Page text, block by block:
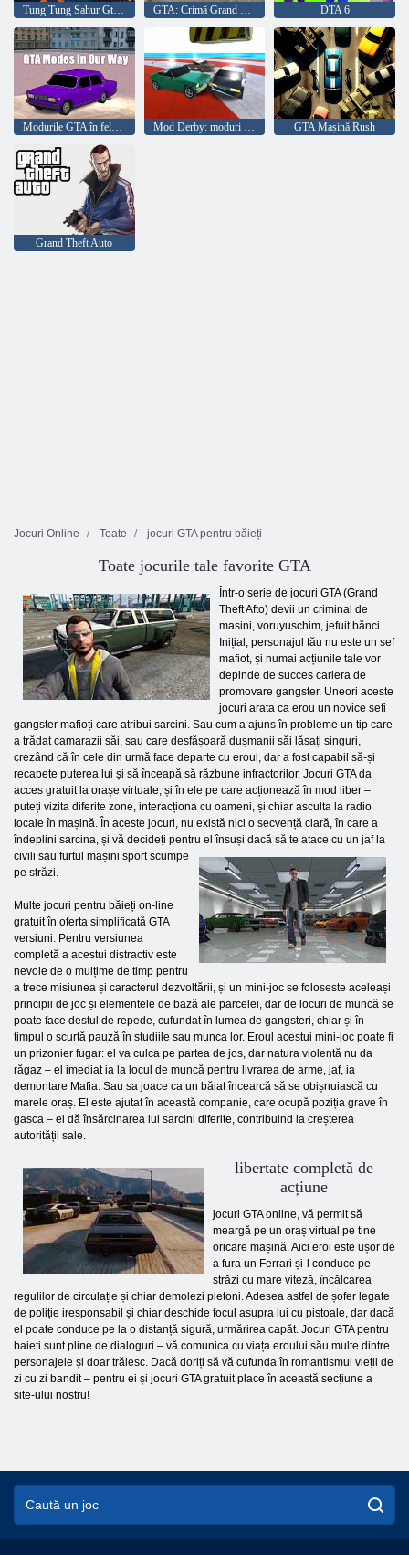
Tung Tung Sahur Gta Miami GTA: Crimă Grand Vegas DTA 6
Modurile GTA în felul nostru Mod Derby: moduri GTA GTA Mașină Rush
Grand Theft Auto
Jocuri Online Toate jocuri GTA pentru băieți
Toate jocurile tale favorite GTA
Într-o serie de jocuri GTA (Grand
Theft Afto) devii un criminal de
masini, voruyuschim, jefuit bănci.
Inițial, personajul tău nu este un sef
mafiot, și numai acțiunile tale vor
depinde de succes cariera de
promovare gangster. Uneori aceste
jocuri arata ca erou un novice sefi
gangster mafioți care atribui sarcini. Sau cum a ajuns în probleme un tip care
a trădat camarazii săi, sau care desfășoară dușmanii săi lăsați singuri,
crezând că în cele din urmă face departe cu eroul, dar a fost capabil să-și
recapete puterea lui și să înceapă să răzbune infractorilor. Jocuri GTA da
acces gratuit la orașe virtuale, și în ele pe care acționează în mod liber –
puteți vizita diferite zone, interacționa cu oameni, și chiar asculta la radio
locale în mașină. În aceste jocuri, nu există nici o secvență clară, în care a
îndeplini sarcina, și vă decideți pentru el însuși dacă să te atace cu un jaf la
civili sau furtul mașini sport scumpe
pe străzi.
Multe jocuri pentru băieți on-line
gratuit în oferta simplificată GTA
versiuni. Pentru versiunea
completă a acestui distractiv este
nevoie de o mulțime de timp pentru
a trece misiunea și caracterul dezvoltării, și un mini-joc se foloseste aceleași
principii de joc și elementele de bază ale parcelei, dar de locuri de muncă se
poate face destul de repede, cufundat în lumea de gangsteri, chiar și în
timpul o scurtă pauză în studiile sau munca lor. Eroul acestui mini-joc poate fi
un prizonier fugar: el va culca pe partea de jos, dar natura violentă nu da
răgaz – el imediat ia la locul de muncă pentru livrarea de arme, jaf, ia
demontare Mafia. Sau sa joace ca un băiat încearcă să se obișnuiască cu
marele oraș. El este ajutat în această companie, care ocupă poziția grave în
gasca – el dă însărcinarea lui sarcini diferite, contribuind la creșterea
autorității sale.
libertate completă de
acțiune
jocuri GTA online, vă permit să
meargă pe un oraș virtual pe tine
oricare mașină. Aici eroi este ușor de
a fura un Ferrari și-l conduce pe
străzi cu mare viteză, încălcarea
regulilor de circulație și chiar demolezi pietoni. Adesea astfel de șofer legate
de poliție iresponsabil și chiar deschide focul asupra lui cu pistoale, dar dacă
el poate conduce pe la o distanță sigură, urmărirea capăt. Jocuri GTA pentru
baieti sunt pline de dialoguri – vă comunica cu viața eroului său multe dintre
personajele și doar trăiesc. Dacă doriți să vă cufunda în romantismul vieții de
zi cu zi bandit – pentru ei și jocuri GTA gratuit place în această secțiune a
site-ului nostru!